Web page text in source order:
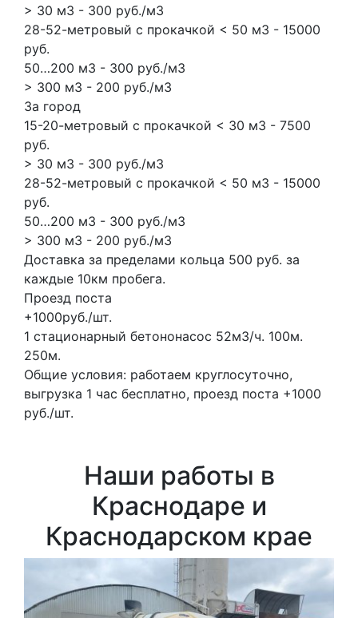
> 30 м3 - 300 руб./м3
28-52-метровый с прокачкой < 50 м3 - 15000
руб.
50…200 м3 - 300 руб./м3
> 300 м3 - 200 руб./м3
За город
15-20-метровый с прокачкой < 30 м3 - 7500
руб.
> 30 м3 - 300 руб./м3
28-52-метровый с прокачкой < 50 м3 - 15000
руб.
50…200 м3 - 300 руб./м3
> 300 м3 - 200 руб./м3
Доставка за пределами кольца 500 руб. за
каждые 10км пробега.
Проезд поста
+1000руб./шт.
1 стационарный бетононасос 52м3/ч. 100м.
250м.
Общие условия: работаем круглосуточно,
выгрузка 1 час бесплатно, проезд поста +1000
руб./шт.
Наши работы в
Краснодаре и
Краснодарском крае